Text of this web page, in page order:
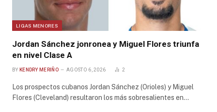
LIGAS MENORES
Jordan Sánchez jonronea y Miguel Flores triunfa
en nivel Clase A
BY KENDRY MERIÑO AGOSTO 6, 2026 2
Los prospectos cubanos Jordan Sánchez (Orioles) y Miguel
Flores (Cleveland) resultaron los más sobresalientes en…